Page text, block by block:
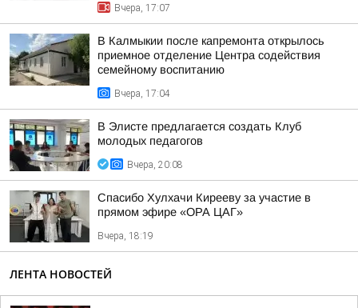
Вчера, 17:07
В Калмыкии после капремонта открылось
приемное отделение Центра содействия
семейному воспитанию
Вчера, 17:04
В Элисте предлагается создать Клуб
молодых педагогов
Вчера, 20:08
Спасибо Хулхачи Кирееву за участие в
прямом эфире «ОРА ЦАГ»
Вчера, 18:19
ЛЕНТА НОВОСТЕЙ